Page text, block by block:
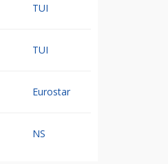
TUI
TUI
Eurostar
NS